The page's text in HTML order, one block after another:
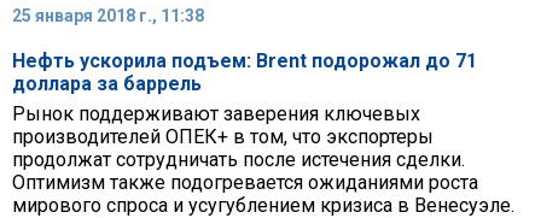
25 января 2018 г., 11:38
Нефть ускорила подъем: Brent подорожал до 71
доллара за баррель
Рынок поддерживают заверения ключевых
производителей ОПЕК+ в том, что экспортеры
продолжат сотрудничать после истечения сделки.
Оптимизм также подогревается ожиданиями роста
мирового спроса и усугублением кризиса в Венесуэле.